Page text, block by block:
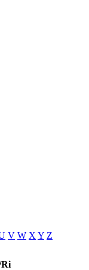
V W X Y Z